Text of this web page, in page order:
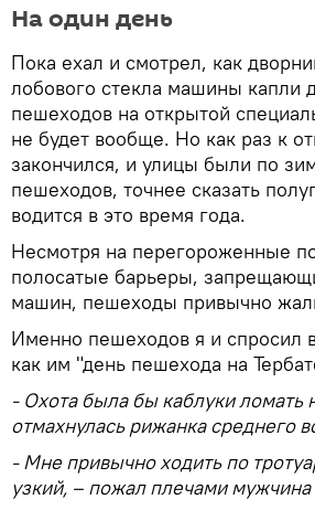
На один день
Пока ехал и смотрел, как
лобового стекла машины капли
пешеходов на открытой
не будет вообще. Но как раз к
закончился, и улицы были по
пешеходов, точнее сказать
водится в это время года.
Несмотря на перегороженные
полосатые барьеры,
машин, пешеходы привычно
Именно пешеходов я и спросил
как им "день пешехода на
- Охота была бы каблуки ломать
отмахнулась рижанка среднего
- Мне привычно ходить по
узкий, – пожал плечами мужчина